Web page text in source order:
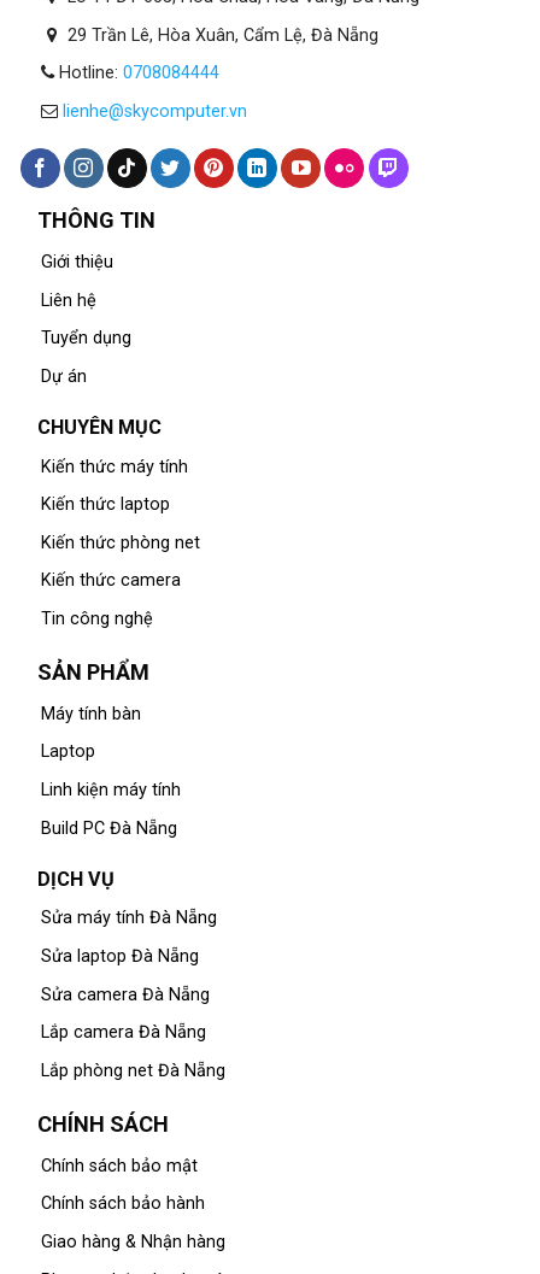
29 Trần Lê, Hòa Xuân, Cẩm Lệ, Đà Nẵng
Hotline: 0708084444
lienhe@skycomputer.vn
THÔNG TIN
Giới thiệu
Liên hệ
Tuyển dụng
Dự án
CHUYÊN MỤC
Kiến thức máy tính
Kiến thức laptop
Kiến thức phòng net
Kiến thức camera
Tin công nghệ
SẢN PHẨM
Máy tính bàn
Laptop
Linh kiện máy tính
Build PC Đà Nẵng
DỊCH VỤ
Sửa máy tính Đà Nẵng
Sửa laptop Đà Nẵng
Sửa camera Đà Nẵng
Lắp camera Đà Nẵng
Lắp phòng net Đà Nẵng
CHÍNH SÁCH
Chính sách bảo mật
Chính sách bảo hành
Giao hàng & Nhận hàng